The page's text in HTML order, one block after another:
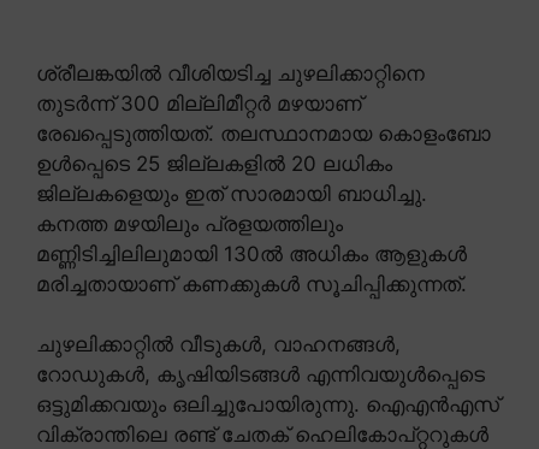
ശ്രീലങ്കയിൽ വീശിയടിച്ച ചുഴലിക്കാറ്റിനെ
തുടർന്ന് 300 മില്ലിമീറ്റർ മഴയാണ്
രേഖപ്പെടുത്തിയത്. തലസ്ഥാനമായ കൊളംബോ
ഉൾപ്പെടെ 25 ജില്ലകളിൽ 20 ലധികം
ജില്ലകളെയും ഇത് സാരമായി ബാധിച്ചു.
കനത്ത മഴയിലും പ്രളയത്തിലും
മണ്ണിടിച്ചിലിലുമായി 130ൽ അധികം ആളുകൾ
മരിച്ചതായാണ് കണക്കുകൾ സൂചിപ്പിക്കുന്നത്.
ചുഴലിക്കാറ്റിൽ വീടുകൾ, വാഹനങ്ങൾ,
റോഡുകൾ, കൃഷിയിടങ്ങൾ എന്നിവയുൾപ്പെടെ
ഒട്ടുമിക്കവയും ഒലിച്ചുപോയിരുന്നു. ഐഎൻഎസ്
വിക്രാന്തിലെ രണ്ട് ചേതക് ഹെലികോപ്റ്ററുകൾ